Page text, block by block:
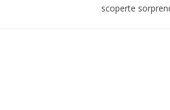
scoperte